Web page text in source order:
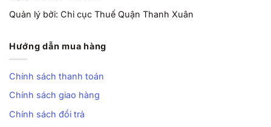
Quản lý bởi: Chi cục Thuế Quận Thanh Xuân
Hướng dẫn mua hàng
Chính sách thanh toán
Chính sách giao hàng
Chính sách đổi trả